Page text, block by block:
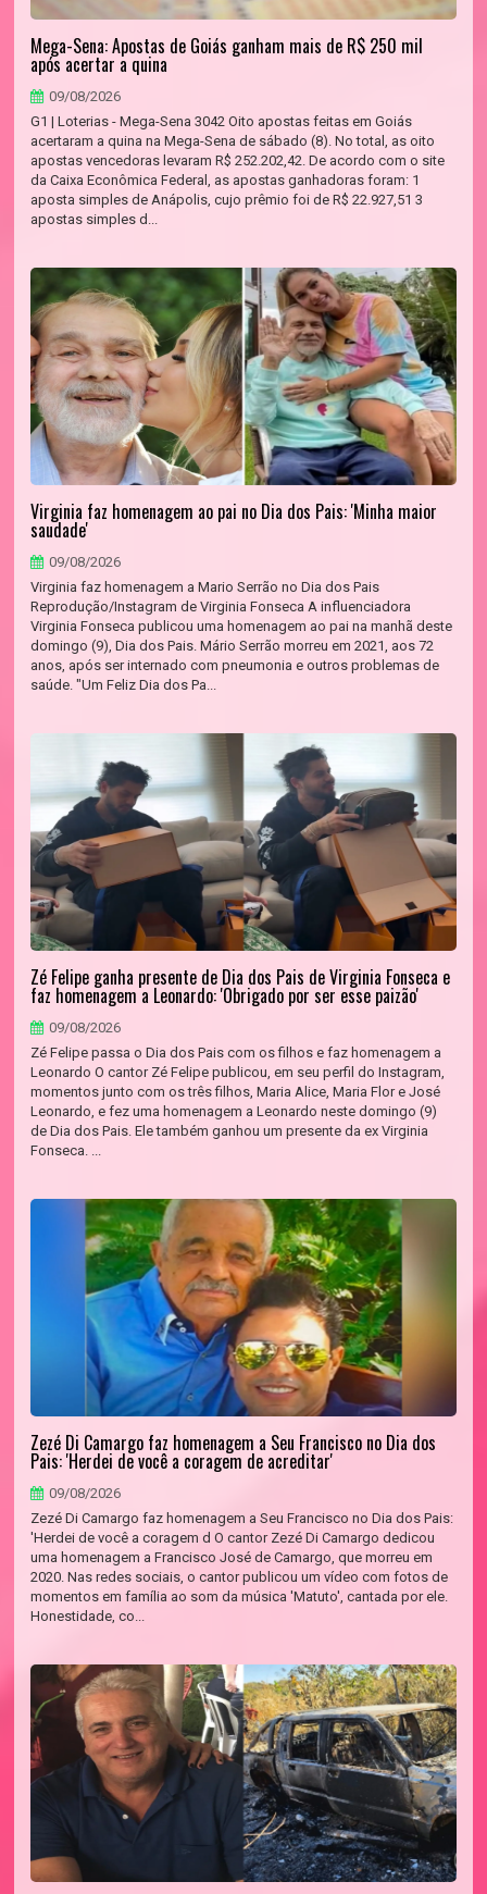
Mega-Sena: Apostas de Goiás ganham mais de R$ 250 mil
após acertar a quina
09/08/2026
G1 | Loterias - Mega-Sena 3042 Oito apostas feitas em Goiás
acertaram a quina na Mega-Sena de sábado (8). No total, as oito
apostas vencedoras levaram R$ 252.202,42. De acordo com o site
da Caixa Econômica Federal, as apostas ganhadoras foram: 1
aposta simples de Anápolis, cujo prêmio foi de R$ 22.927,51 3
apostas simples d...
Virginia faz homenagem ao pai no Dia dos Pais: 'Minha maior
saudade'
09/08/2026
Virginia faz homenagem a Mario Serrão no Dia dos Pais
Reprodução/Instagram de Virginia Fonseca A influenciadora
Virginia Fonseca publicou uma homenagem ao pai na manhã deste
domingo (9), Dia dos Pais. Mário Serrão morreu em 2021, aos 72
anos, após ser internado com pneumonia e outros problemas de
saúde. "Um Feliz Dia dos Pa...
Zé Felipe ganha presente de Dia dos Pais de Virginia Fonseca e
faz homenagem a Leonardo: 'Obrigado por ser esse paizão'
09/08/2026
Zé Felipe passa o Dia dos Pais com os filhos e faz homenagem a
Leonardo O cantor Zé Felipe publicou, em seu perfil do Instagram,
momentos junto com os três filhos, Maria Alice, Maria Flor e José
Leonardo, e fez uma homenagem a Leonardo neste domingo (9)
de Dia dos Pais. Ele também ganhou um presente da ex Virginia
Fonseca. ...
Zezé Di Camargo faz homenagem a Seu Francisco no Dia dos
Pais: 'Herdei de você a coragem de acreditar'
09/08/2026
Zezé Di Camargo faz homenagem a Seu Francisco no Dia dos Pais:
'Herdei de você a coragem d O cantor Zezé Di Camargo dedicou
uma homenagem a Francisco José de Camargo, que morreu em
2020. Nas redes sociais, o cantor publicou um vídeo com fotos de
momentos em família ao som da música 'Matuto', cantada por ele.
Honestidade, co...